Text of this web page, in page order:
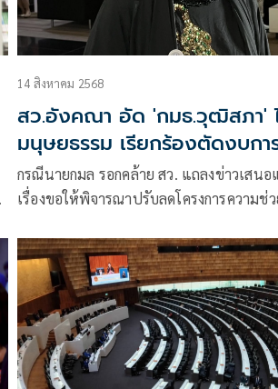
สืบพาแม่ไปรับตัวลูกมา ซึ่งมีครูติดตามมาด้วย
14 สิงหาคม 2568
สว.อังคณา อัด 'กมธ.วุฒิสภา'
มนุษยธรรม เรียกร้องตัดงบกา
เด็กกัมพูชา
กรณีนายกมล รอกคล้าย สว. แถลงข่าวเสนอ
เรื่องขอให้พิจารณาปรับลดโครงการความช่